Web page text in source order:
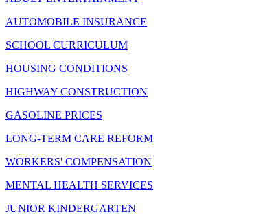
AUTOMOBILE INSURANCE
SCHOOL CURRICULUM
HOUSING CONDITIONS
HIGHWAY CONSTRUCTION
GASOLINE PRICES
LONG-TERM CARE REFORM
WORKERS' COMPENSATION
MENTAL HEALTH SERVICES
JUNIOR KINDERGARTEN